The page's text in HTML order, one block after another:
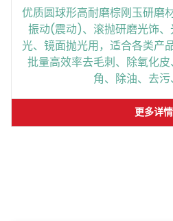
优质圆球形高耐磨棕刚玉研磨
振动(震动)、滚抛研磨光饰
光、镜面抛光用，适合各类产
批量高效率去毛刺、除氧化
角、除油、去污
更多详情